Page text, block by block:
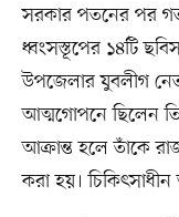
সরকার পতনের পর
ধ্বংসস্তূপের ১৪টি
উপজেলার যুবলীগ
আত্মগোপনে ছিলেন
আক্রান্ত হলে তাঁকে
করা হয়।